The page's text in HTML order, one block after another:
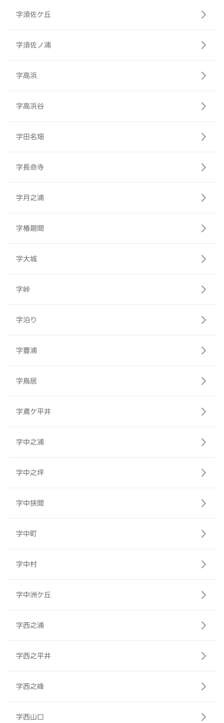
字須佐ケ丘
字須佐ノ浦
字高浜
字高浜谷
字田名畑
字長命寺
字月之浦
字椿廻間
字大城
字峠
字泊り
字豊浦
字鳥居
字鳶ケ平井
字中之浦
字中之坪
字中狭間
字中町
字中村
字中洲ケ丘
字西之浦
字西之平井
字西之峰
字西山口